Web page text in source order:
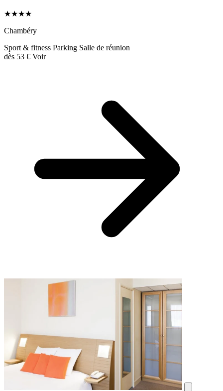
★★★★
Chambéry
Sport & fitness Parking Salle de réunion
dès 53 € Voir